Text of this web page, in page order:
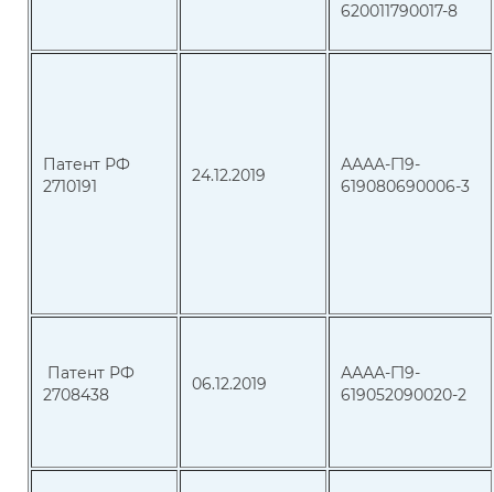
620011790017-8
Патент РФ
2710191
24.12.2019
АААА-Г19-
619080690006-3
Патент РФ
2708438
06.12.2019
АААА-Г19-
619052090020-2